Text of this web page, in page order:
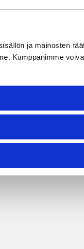
ja mainosten
Kumppanimme